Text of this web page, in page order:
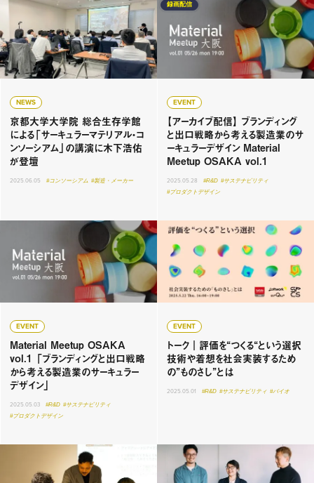
NEWS
京都大学大学院 総合生存学館
による「サーキュラーマテリアル・コ
ンソーシアム」の講演に木下浩佑
が登壇
2025.06.05 #コンソーシアム #製造・メーカー
録画配信
EVENT
【アーカイブ配信】 ブランディング
と出口戦略から考える製造業のサ
ーキュラーデザイン Material
Meetup OSAKA vol.1
2025.05.28 #R&D #サステナビリティ
#プロダクトデザイン
EVENT
Material Meetup OSAKA
vol.1 「ブランディングと出口戦略
から考える製造業のサーキュラー
デザイン」
2025.05.03 #R&D #サステナビリティ
#プロダクトデザイン
EVENT
トーク｜評価を“つくる“という選択
技術や着想を社会実装するため
の”ものさし”とは
2025.05.01 #R&D #サステナビリティ #バイオ